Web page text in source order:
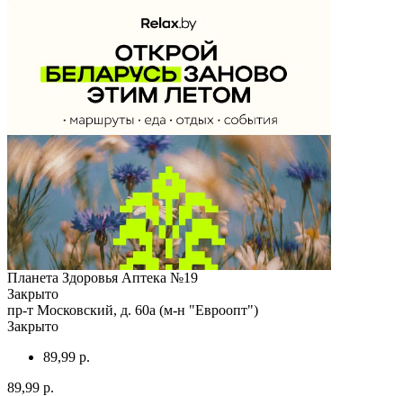
Планета Здоровья Аптека №19
Закрыто
пр-т Московский, д. 60а (м-н "Евроопт")
Закрыто
89,99 р.
89,99 р.